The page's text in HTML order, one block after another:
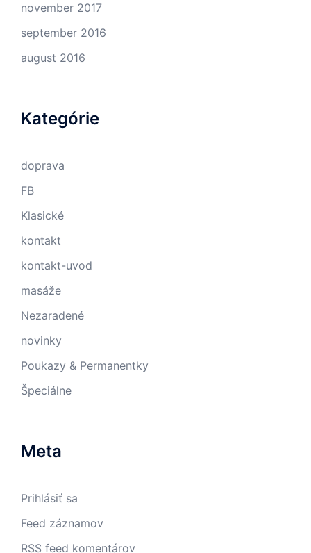
november 2017
september 2016
august 2016
Kategórie
doprava
FB
Klasické
kontakt
kontakt-uvod
masáže
Nezaradené
novinky
Poukazy & Permanentky
Špeciálne
Meta
Prihlásiť sa
Feed záznamov
RSS feed komentárov